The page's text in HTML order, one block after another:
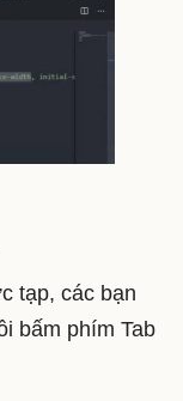
tạp, các bạn
bấm phím Tab